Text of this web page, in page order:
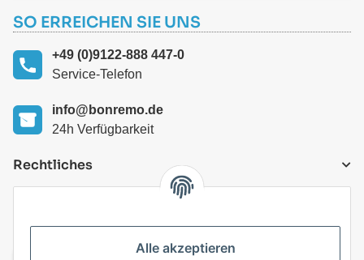
SO ERREICHEN SIE UNS
+49 (0)9122-888 447-0
Service-Telefon
info@bonremo.de
24h Verfügbarkeit
Rechtliches
Alle akzeptieren